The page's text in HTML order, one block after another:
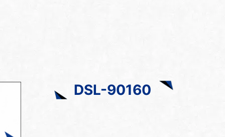
DSL-90160